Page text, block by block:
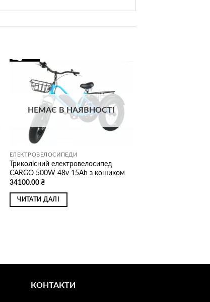
до
списку
бажань
НЕМАЄ В НАЯВНОСТІ
ЕЛЕКТРОВЕЛОСИПЕДИ
Триколісний електровелосипед
CARGO 500W 48v 15Ah з кошиком
34100.00 ₴
ЧИТАТИ ДАЛІ
КОНТАКТИ